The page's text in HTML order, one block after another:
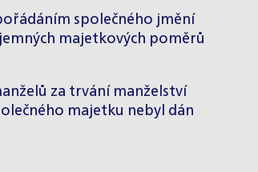
společného jmění
majetkových poměrů
za trvání manželství
majetku nebyl dán